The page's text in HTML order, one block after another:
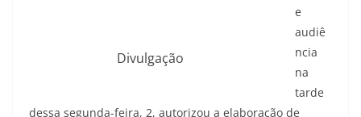
Divulgação
e
audiê
ncia
na
tarde
dessa segunda-feira, 2, autorizou a elaboração de